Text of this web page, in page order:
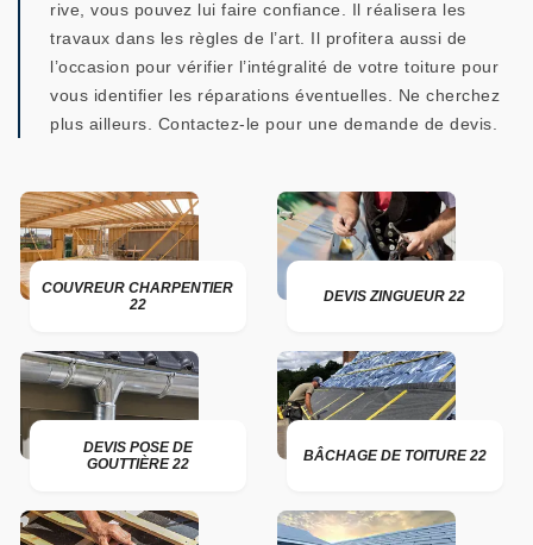
rive, vous pouvez lui faire confiance. Il réalisera les
travaux dans les règles de l’art. Il profitera aussi de
l’occasion pour vérifier l’intégralité de votre toiture pour
vous identifier les réparations éventuelles. Ne cherchez
plus ailleurs. Contactez-le pour une demande de devis.
COUVREUR CHARPENTIER
22
DEVIS ZINGUEUR 22
DEVIS POSE DE
GOUTTIÈRE 22
BÂCHAGE DE TOITURE 22